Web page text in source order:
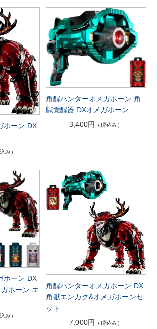
ホーン DX
み）
角醒ハンターオメガホーン 角
獣覚醒器 DXオメガホーン
3,400円
（税込み）
ホーン DX
ホーン エ
み）
角醒ハンターオメガホーン DX
角獣エンカク&オメガホーンセ
ット
7,000円
（税込み）